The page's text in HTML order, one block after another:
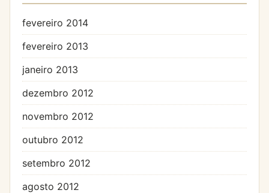
fevereiro 2014
fevereiro 2013
janeiro 2013
dezembro 2012
novembro 2012
outubro 2012
setembro 2012
agosto 2012